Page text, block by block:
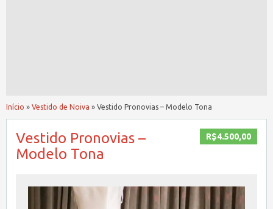
Início » Vestido de Noiva » Vestido Pronovias – Modelo Tona
R$4.500,00
Vestido Pronovias –
Modelo Tona